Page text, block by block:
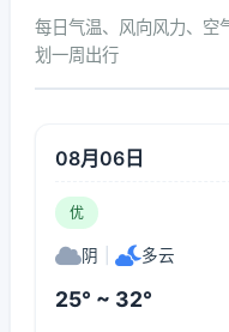
每日气温、风向风力、空
划一周出行
08月06日
优
阴 多云
25° ~ 32°